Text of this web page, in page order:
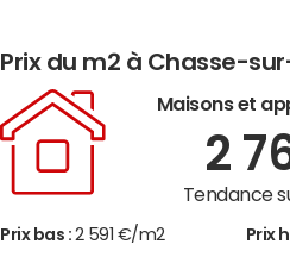
Prix du m2 à Chasse-
Maisons et
2
Tendance
Prix bas : 2 591 €/m2 Prix